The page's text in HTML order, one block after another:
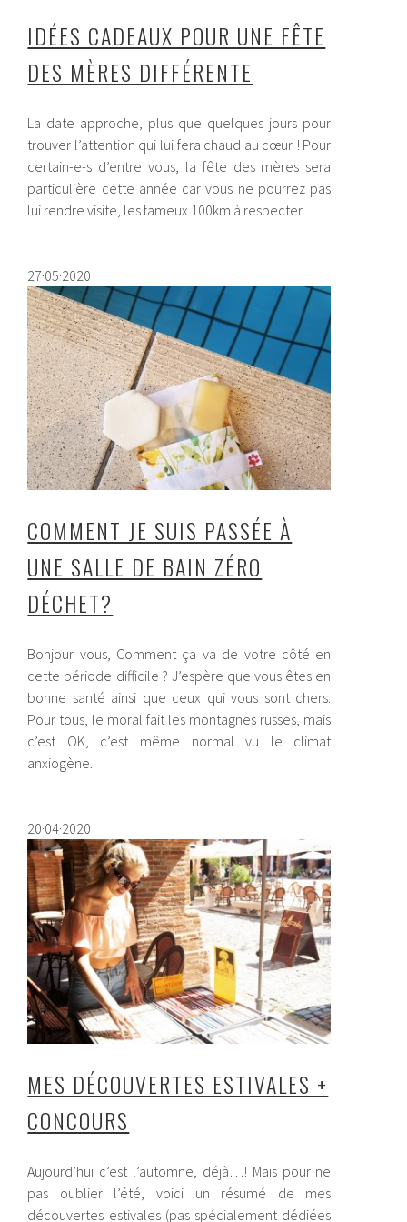
IDÉES CADEAUX POUR UNE FÊTE
DES MÈRES DIFFÉRENTE
La date approche, plus que quelques jours pour
trouver l’attention qui lui fera chaud au cœur ! Pour
certain-e-s d’entre vous, la fête des mères sera
particulière cette année car vous ne pourrez pas
lui rendre visite, les fameux 100km à respecter …
27·05·2020
COMMENT JE SUIS PASSÉE À
UNE SALLE DE BAIN ZÉRO
DÉCHET?
Bonjour vous, Comment ça va de votre côté en
cette période difficile ? J’espère que vous êtes en
bonne santé ainsi que ceux qui vous sont chers.
Pour tous, le moral fait les montagnes russes, mais
c’est OK, c’est même normal vu le climat
anxiogène.
20·04·2020
MES DÉCOUVERTES ESTIVALES +
CONCOURS
Aujourd’hui c’est l’automne, déjà…! Mais pour ne
pas oublier l’été, voici un résumé de mes
découvertes estivales (pas spécialement dédiées